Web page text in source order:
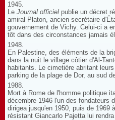
1945.
Le Journal officiel publie un décret
amiral Platon, ancien secrétaire
gouvernement de Vichy. Celui-ci a
tôt dans des circonstances jamais
1948.
En Palestine, des éléments de la
dans la nuit le village côtier d'Al-
habitants. Le cimetière abritant
parking de la plage de Dor, au sud
1988.
Mort à Rome de l'homme politique
décembre 1946 l'un des fondateurs
dirigea jusqu'en 1950, puis de 1969
résistant Giancarlo Pajetta lui